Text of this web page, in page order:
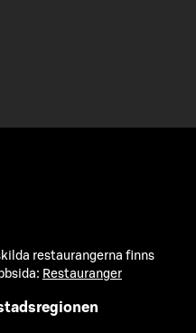
restaurangerna finns
Restauranger